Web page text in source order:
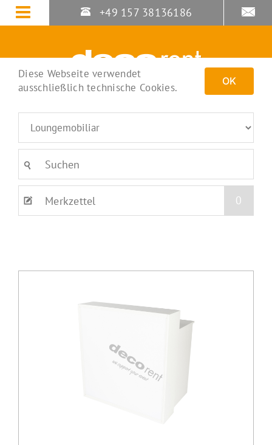
Zum
Inhalt
+49 157 38136186
Merkzettel 0
Diese Webseite verwendet
ausschließlich technische Cookies.
OK